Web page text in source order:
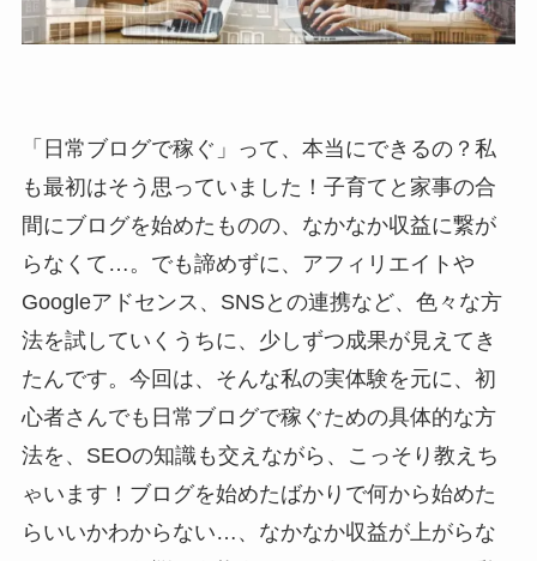
「日常ブログで稼ぐ」って、本当にできるの？私
も最初はそう思っていました！子育てと家事の合
間にブログを始めたものの、なかなか収益に繋が
らなくて…。でも諦めずに、アフィリエイトや
Googleアドセンス、SNSとの連携など、色々な方
法を試していくうちに、少しずつ成果が見えてき
たんです。今回は、そんな私の実体験を元に、初
心者さんでも日常ブログで稼ぐための具体的な方
法を、SEOの知識も交えながら、こっそり教えち
ゃいます！ブログを始めたばかりで何から始めた
らいいかわからない…、なかなか収益が上がらな